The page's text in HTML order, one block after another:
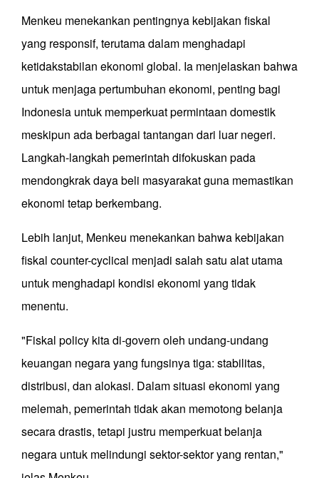
Menkeu menekankan pentingnya kebijakan fiskal
yang responsif, terutama dalam menghadapi
ketidakstabilan ekonomi global. Ia menjelaskan bahwa
untuk menjaga pertumbuhan ekonomi, penting bagi
Indonesia untuk memperkuat permintaan domestik
meskipun ada berbagai tantangan dari luar negeri.
Langkah-langkah pemerintah difokuskan pada
mendongkrak daya beli masyarakat guna memastikan
ekonomi tetap berkembang.
Lebih lanjut, Menkeu menekankan bahwa kebijakan
fiskal counter-cyclical menjadi salah satu alat utama
untuk menghadapi kondisi ekonomi yang tidak
menentu.
"Fiskal policy kita di-govern oleh undang-undang
keuangan negara yang fungsinya tiga: stabilitas,
distribusi, dan alokasi. Dalam situasi ekonomi yang
melemah, pemerintah tidak akan memotong belanja
secara drastis, tetapi justru memperkuat belanja
negara untuk melindungi sektor-sektor yang rentan,"